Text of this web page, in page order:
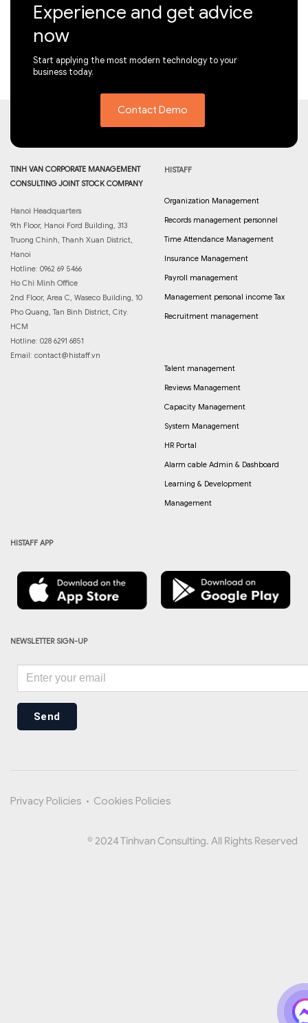
Experience and get advice
now
Start applying the most modern technology to your
business today.
Contact Demo
TINH VAN CORPORATE MANAGEMENT
CONSULTING JOINT STOCK COMPANY
Hanoi Headquarters
9th Floor, Hanoi Ford Building, 313
Truong Chinh, Thanh Xuan District,
Hanoi
Hotline: 0962 69 5466
Ho Chi Minh Office
2nd Floor, Area C, Waseco Building, 10
Pho Quang, Tan Binh District, City.
HCM
Hotline: 028 6291 6851
Email: contact@histaff.vn
HISTAFF
Organization Management
Records management personnel
Time Attendance Management
Insurance Management
Payroll management
Management personal income Tax
Recruitment management
Talent management
Reviews Management
Capacity Management
System Management
HR Portal
Alarm cable Admin & Dashboard
Learning & Development
Management
HISTAFF APP
NEWSLETTER SIGN-UP
Send
Privacy Policies • Cookies Policies
© 2024 Tinhvan Consulting. All Rights Reserved